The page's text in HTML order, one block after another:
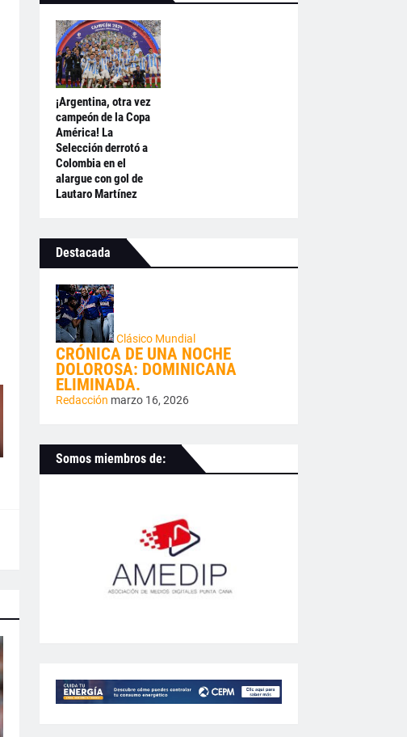
¡Argentina, otra vez
campeón de la Copa
América! La
Selección derrotó a
Colombia en el
alargue con gol de
Lautaro Martínez
Destacada
Clásico Mundial
CRÓNICA DE UNA NOCHE
DOLOROSA: DOMINICANA
ELIMINADA.
Redacción marzo 16, 2026
Somos miembros de: